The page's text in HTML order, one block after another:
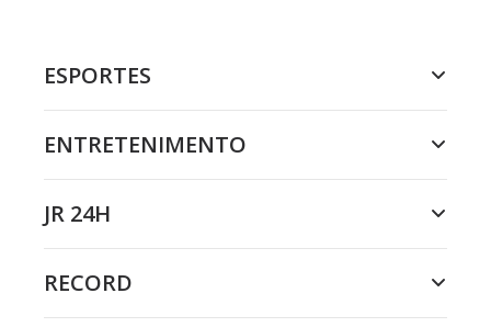
ESPORTES
ENTRETENIMENTO
JR 24H
RECORD